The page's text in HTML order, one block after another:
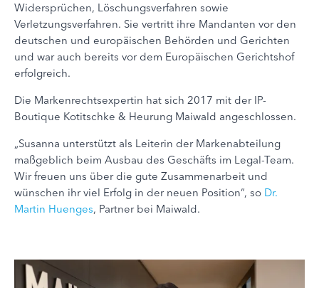
Widersprüchen, Löschungsverfahren sowie
Verletzungsverfahren. Sie vertritt ihre Mandanten vor den
deutschen und europäischen Behörden und Gerichten
und war auch bereits vor dem Europäischen Gerichtshof
erfolgreich.
Die Markenrechtsexpertin hat sich 2017 mit der IP-
Boutique Kotitschke & Heurung Maiwald angeschlossen.
„Susanna unterstützt als Leiterin der Markenabteilung
maßgeblich beim Ausbau des Geschäfts im Legal-Team.
Wir freuen uns über die gute Zusammenarbeit und
wünschen ihr viel Erfolg in der neuen Position“, so Dr.
Martin Huenges, Partner bei Maiwald.